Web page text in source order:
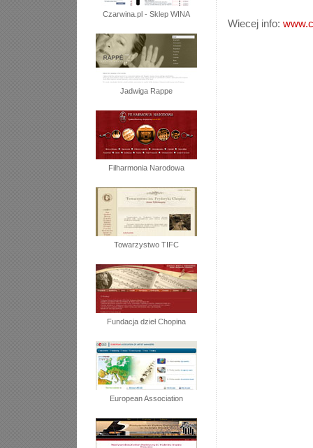
Czarwina.pl - Sklep WINA
Jadwiga Rappe
Filharmonia Narodowa
Towarzystwo TIFC
Fundacja dzieł Chopina
European Association
Wiecej info: